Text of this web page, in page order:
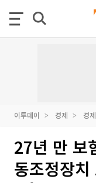
이투데이 경제 경
27년 만 보
동조정장